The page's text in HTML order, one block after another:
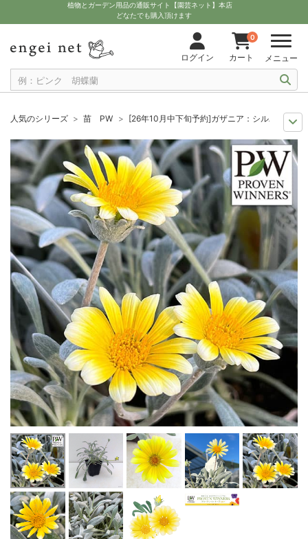
植物とガーデン用品の通販サイト【園芸ネット】本店
どなたでも購入頂けます
ログイン
0
カート メニュー
人気のシリーズ 苗 PW
[26年10月中下旬予約]ガザニア：シルバーフォ
10月中下旬予約
苗 カラーリーフ・葉物
[26年10月中下旬予約]ガザニ
10月中下旬予約
苗 草花 [26年10月中下旬予約]ガザニア：シルバーフ